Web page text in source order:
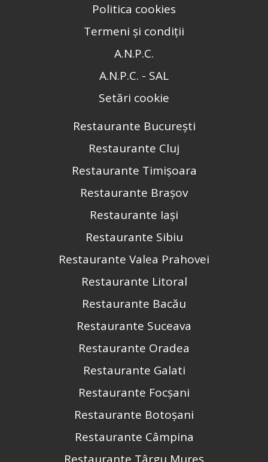
Politica cookies
Termeni și condiții
A.N.P.C.
A.N.P.C. - SAL
Setări cookie
Restaurante București
Restaurante Cluj
Restaurante Timișoara
Restaurante Brașov
Restaurante Iași
Restaurante Sibiu
Restaurante Valea Prahovei
Restaurante Litoral
Restaurante Bacău
Restaurante Suceava
Restaurante Oradea
Restaurante Galati
Restaurante Focșani
Restaurante Botoșani
Restaurante Câmpina
Restaurante Târgu Mureș